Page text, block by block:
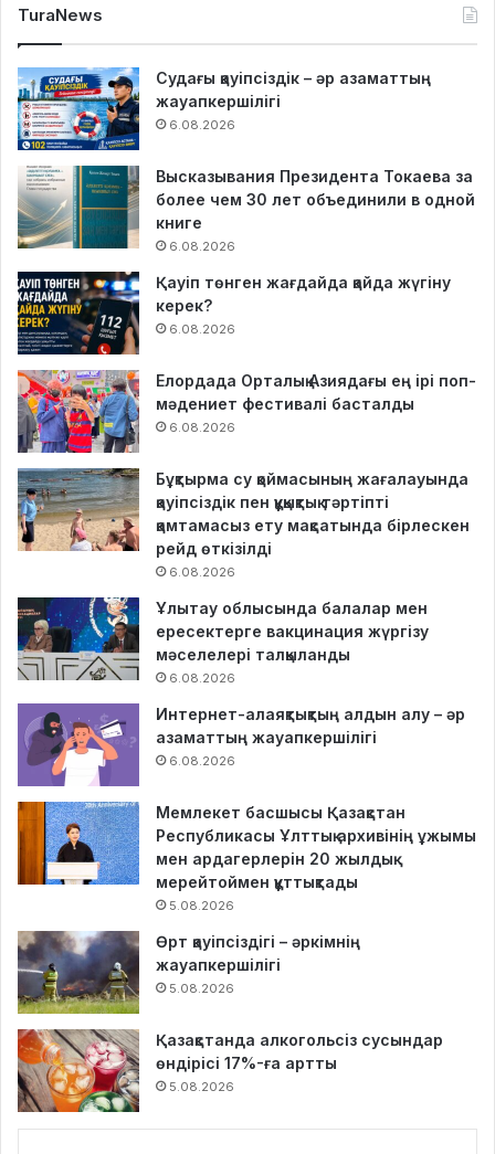
TuraNews
Судағы қауіпсіздік – әр азаматтың
жауапкершілігі
6.08.2026
Высказывания Президента Токаева за
более чем 30 лет объединили в одной
книге
6.08.2026
Қауіп төнген жағдайда қайда жүгіну
керек?
6.08.2026
Елордада Орталық Азиядағы ең ірі поп-
мәдениет фестивалі басталды
6.08.2026
Бұқтырма су қоймасының жағалауында
қауіпсіздік пен құқықтық тәртіпті
қамтамасыз ету мақсатында бірлескен
рейд өткізілді
6.08.2026
Ұлытау облысында балалар мен
ересектерге вакцинация жүргізу
мәселелері талқыланды
6.08.2026
Интернет-алаяқтықтың алдын алу – әр
азаматтың жауапкершілігі
6.08.2026
Мемлекет басшысы Қазақстан
Республикасы Ұлттық архивінің ұжымы
мен ардагерлерін 20 жылдық
мерейтоймен құттықтады
5.08.2026
Өрт қауіпсіздігі – әркімнің
жауапкершілігі
5.08.2026
Қазақстанда алкогольсіз сусындар
өндірісі 17%-ға артты
5.08.2026